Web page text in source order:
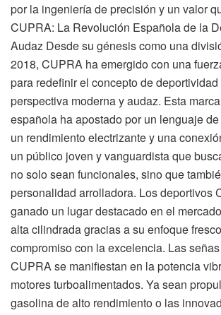
por la ingeniería de precisión y un valor
CUPRA: La Revolución Española de la
Audaz Desde su génesis como una
2018, CUPRA ha emergido con una
para redefinir el concepto de
perspectiva moderna y audaz. Esta
española ha apostado por un lenguaje
un rendimiento electrizante y una
un público joven y vanguardista que
no solo sean funcionales, sino que
personalidad arrolladora. Los deportivos
ganado un lugar destacado en el
alta cilindrada gracias a su enfoque
compromiso con la excelencia. Las
CUPRA se manifiestan en la potencia
motores turboalimentados. Ya sean
gasolina de alto rendimiento o las